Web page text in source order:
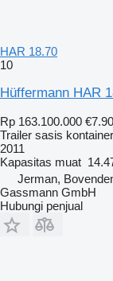
HAR 18.70
10
Hüffermann HAR
Rp 163.100.000
Trailer sasis kontainer
2011
Kapasitas muat
Jerman,
Gassmann GmbH
Hubungi penjual